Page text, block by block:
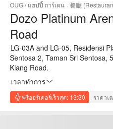
OUG / แฮปปี้ การ์เดน · 餐廳
Dozo Platinum
Road
LG-03A and LG-05, Residensi
Sentosa 2, Taman Sri Sentosa,
Klang Road.
เวลาทำการ
พรีออร์เดอร์เร็วสุด: 13:30 ราคาเ